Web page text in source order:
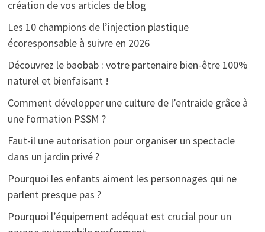
création de vos articles de blog
Les 10 champions de l’injection plastique
écoresponsable à suivre en 2026
Découvrez le baobab : votre partenaire bien-être 100%
naturel et bienfaisant !
Comment développer une culture de l’entraide grâce à
une formation PSSM ?
Faut-il une autorisation pour organiser un spectacle
dans un jardin privé ?
Pourquoi les enfants aiment les personnages qui ne
parlent presque pas ?
Pourquoi l’équipement adéquat est crucial pour un